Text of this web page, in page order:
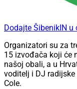
Dodajte ŠibenikIN
Organizatori su za
15 izvođača koji će
našoj obali, a u
voditelj i DJ radijske
Cole.